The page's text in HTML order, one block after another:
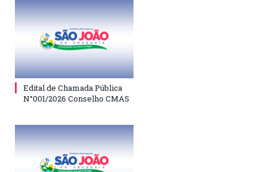
Edital de Chamada Pública
N°001/2026 Conselho CMAS